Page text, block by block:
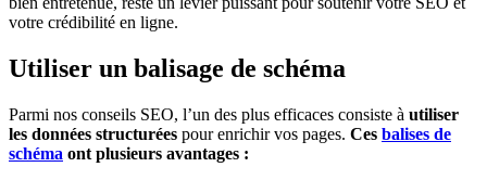
votre crédibilité en ligne.
Utiliser un balisage de schéma
Parmi nos conseils SEO, l’un des plus efficaces consiste à utiliser
les données structurées pour enrichir vos pages. Ces balises de
schéma ont plusieurs avantages :